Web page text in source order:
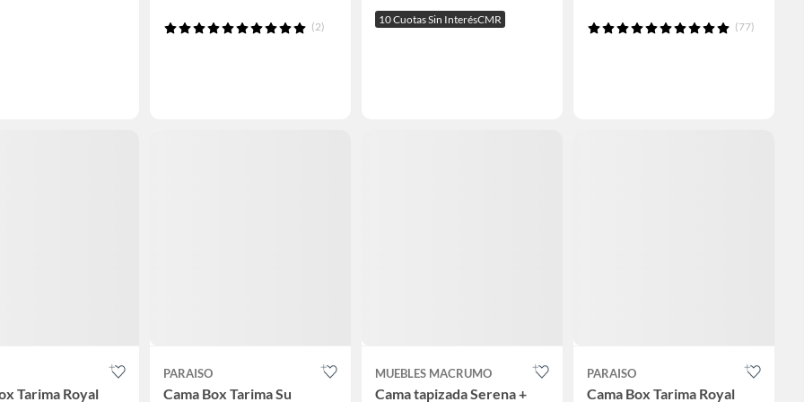
(2)
10 Cuotas Sin InterésCMR
(77)
Tarima Royal
PARAISO
Cama Box Tarima Su
MUEBLES MACRUMO
Cama tapizada Serena +
PARAISO
Cama Box Tarima Royal